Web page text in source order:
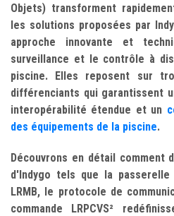
Objets) transforment
les solutions proposées par
approche innovante et
surveillance et le contrôle à
piscine. Elles reposent sur
différenciants qui garantissent
interopérabilité étendue et un
des équipements de la piscine.
Découvrons en détail comment
d'Indygo tels que la passerelle
LRMB, le protocole de
commande LRPCVS²